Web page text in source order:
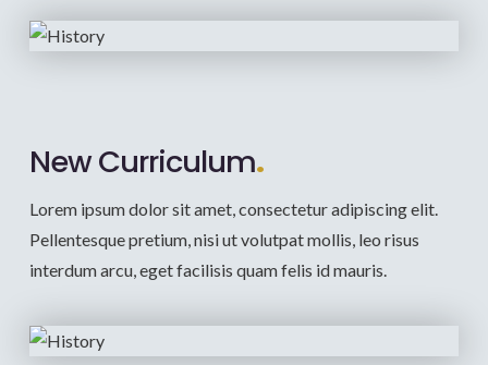
New Curriculum.
Lorem ipsum dolor sit amet, consectetur adipiscing elit.
Pellentesque pretium, nisi ut volutpat mollis, leo risus
interdum arcu, eget facilisis quam felis id mauris.